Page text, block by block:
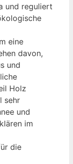
und reguliert
eine
davon,
und
Holz
sehr
und
im
die